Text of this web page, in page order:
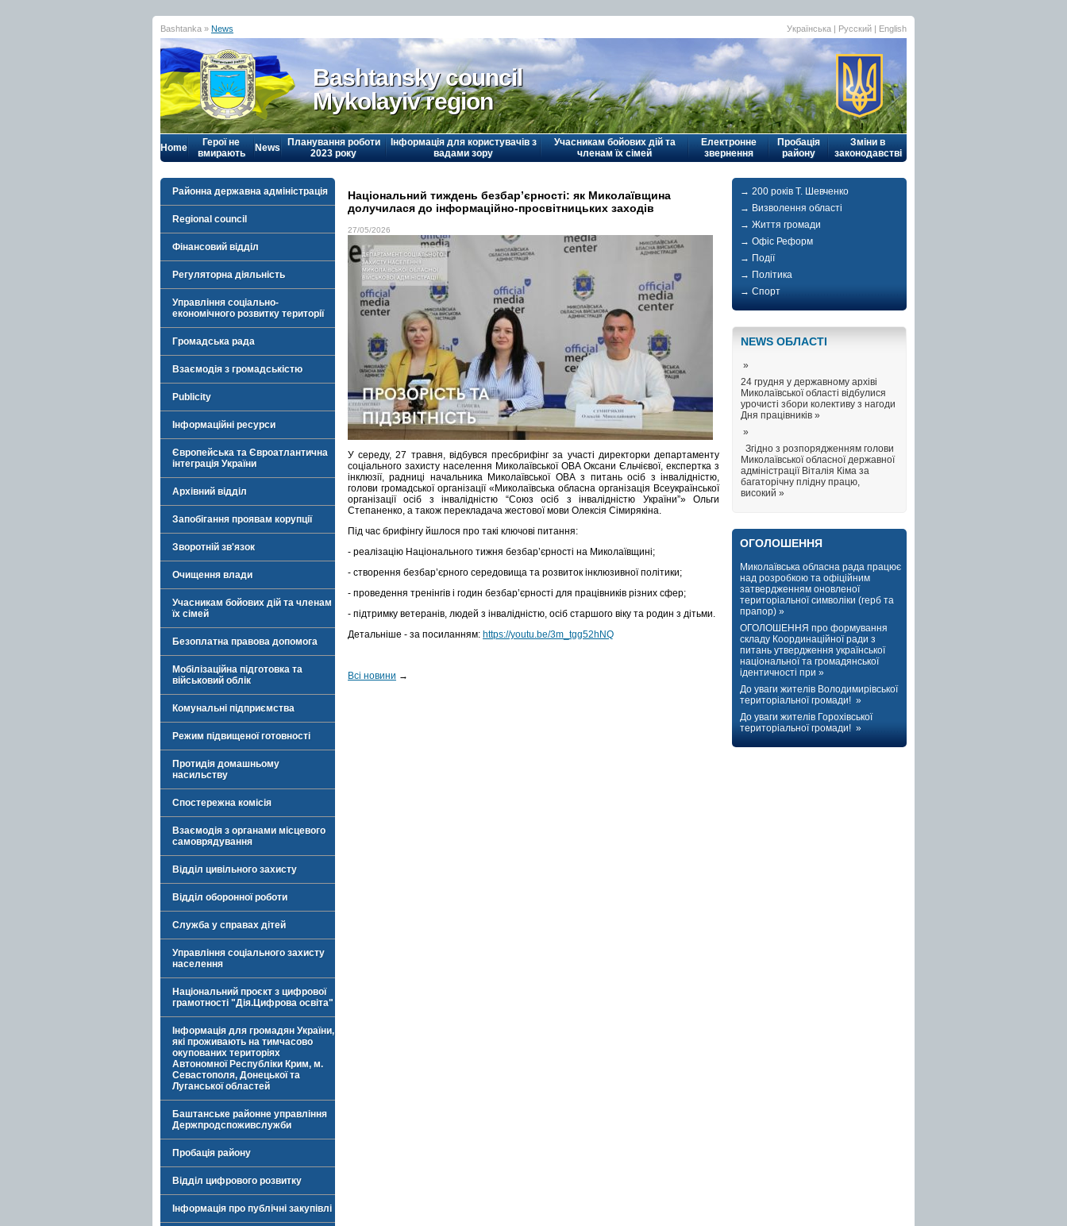
Bashtanka » News Українська | Русский | English
Bashtansky council
Mykolayiv region
Home
Герої не
вмирають
News
Планування роботи
2023 року
Інформація для користувачів з
вадами зору
Учасникам бойових дій та
членам їх сімей
Електронне
звернення
Пробація
району
Зміни в
законодавстві
Районна державна адміністрація
Regional council
Фінансовий відділ
Регуляторна діяльність
Управління соціально-
економічного розвитку території
Громадська рада
Взаємодія з громадськістю
Publicity
Інформаційні ресурси
Європейська та Євроатлантична
інтеграція України
Архівний відділ
Запобігання проявам корупції
Зворотній зв'язок
Очищення влади
Учасникам бойових дій та членам
їх сімей
Безоплатна правова допомога
Мобілізаційна підготовка та
військовий облік
Комунальні підприємства
Режим підвищеної готовності
Протидія домашньому
насильству
Спостережна комісія
Взаємодія з органами місцевого
самоврядування
Відділ цивільного захисту
Відділ оборонної роботи
Служба у справах дітей
Управління соціального захисту
населення
Національний проєкт з цифрової
грамотності "Дія.Цифрова освіта"
Інформація для громадян України,
які проживають на тимчасово
окупованих територіях
Автономної Республіки Крим, м.
Севастополя, Донецької та
Луганської областей
Баштанське районне управління
Держпродспоживслужби
Пробація району
Відділ цифрового розвитку
Інформація про публічні закупівлі
Національний тиждень безбар’єрності: як Миколаївщина
долучилася до інформаційно-просвітницьких заходів
27/05/2026
У середу, 27 травня, відбувся пресбрифінг за участі директорки департаменту
соціального захисту населення Миколаївської ОВА Оксани Єльчієвої, експертка з
інклюзії, радниці начальника Миколаївської ОВА з питань осіб з інвалідністю,
голови громадської організації «Миколаївська обласна організація Всеукраїнської
організації осіб з інвалідністю “Союз осіб з інвалідністю України”» Ольги
Степаненко, а також перекладача жестової мови Олексія Сімирякіна.
Під час брифінгу йшлося про такі ключові питання:
- реалізацію Національного тижня безбар’єрності на Миколаївщині;
- створення безбар’єрного середовища та розвиток інклюзивної політики;
- проведення тренінгів і годин безбар’єрності для працівників різних сфер;
- підтримку ветеранів, людей з інвалідністю, осіб старшого віку та родин з дітьми.
Детальніше - за посиланням: https://youtu.be/3m_tgg52hNQ
Всі новини →
→ 200 років Т. Шевченко
→ Визволення області
→ Життя громади
→ Офіс Реформ
→ Події
→ Політика
→ Спорт
NEWS ОБЛАСТI
»
24 грудня у державному архіві
Миколаївської області відбулися
урочисті збори колективу з нагоди
Дня працівників »
»
Згідно з розпорядженням голови
Миколаївської обласної державної
адміністрації Віталія Кіма за
багаторічну плідну працю,
високий »
ОГОЛОШЕННЯ
Миколаївська обласна рада працює
над розробкою та офіційним
затвердженням оновленої
територіальної символіки (герб та
прапор) »
ОГОЛОШЕННЯ про формування
складу Координаційної ради з
питань утвердження української
національної та громадянської
ідентичності при »
До уваги жителів Володимирівської
територіальної громади! »
До уваги жителів Горохівської
територіальної громади! »